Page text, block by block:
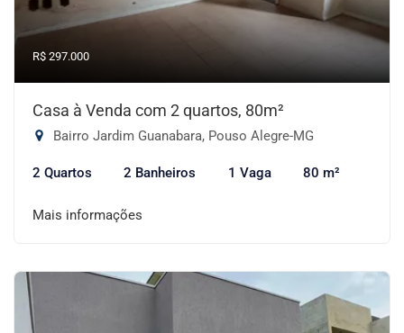
R$ 297.000
Casa à Venda com 2 quartos, 80m²
Bairro Jardim Guanabara, Pouso Alegre-MG
2 Quartos 2 Banheiros 1 Vaga 80 m²
Mais informações